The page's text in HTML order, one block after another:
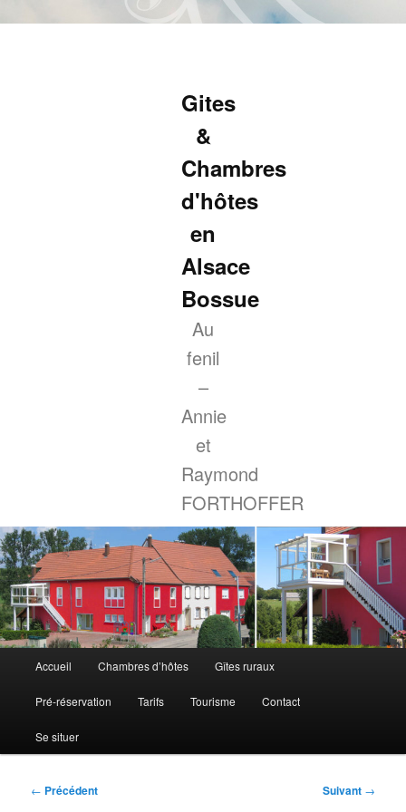
Gites
&
Chambres
d'hôtes
en
Alsace
Bossue
Au
fenil
–
Annie
et
Raymond
FORTHOFFER
principal
Accueil Chambres d’hôtes Gîtes ruraux
Pré-réservation Tarifs Tourisme Contact
Se situer
Navigation
← Précédent Suivant →